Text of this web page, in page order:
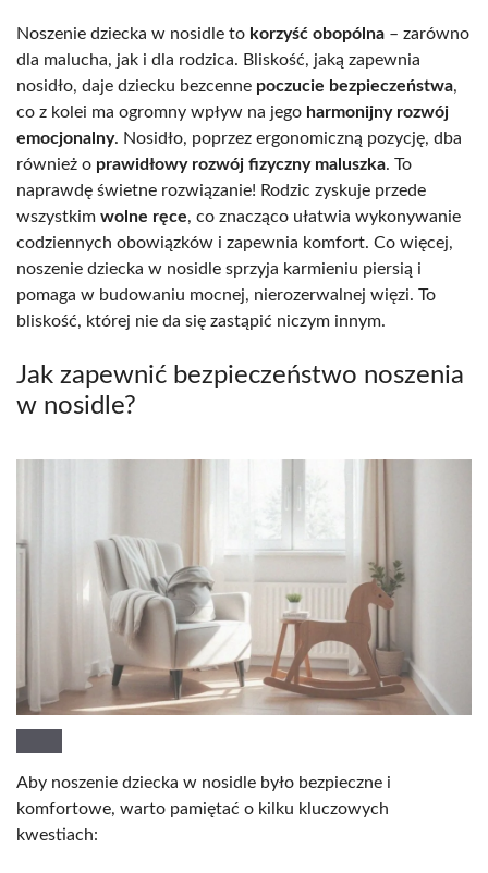
Noszenie dziecka w nosidle to korzyść obopólna – zarówno
dla malucha, jak i dla rodzica. Bliskość, jaką zapewnia
nosidło, daje dziecku bezcenne poczucie bezpieczeństwa,
co z kolei ma ogromny wpływ na jego harmonijny rozwój
emocjonalny. Nosidło, poprzez ergonomiczną pozycję, dba
również o prawidłowy rozwój fizyczny maluszka. To
naprawdę świetne rozwiązanie! Rodzic zyskuje przede
wszystkim wolne ręce, co znacząco ułatwia wykonywanie
codziennych obowiązków i zapewnia komfort. Co więcej,
noszenie dziecka w nosidle sprzyja karmieniu piersią i
pomaga w budowaniu mocnej, nierozerwalnej więzi. To
bliskość, której nie da się zastąpić niczym innym.
Jak zapewnić bezpieczeństwo noszenia
w nosidle?
Aby noszenie dziecka w nosidle było bezpieczne i
komfortowe, warto pamiętać o kilku kluczowych
kwestiach: